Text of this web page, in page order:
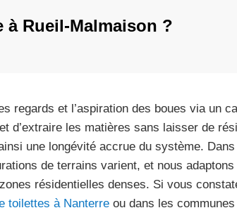
Rueil-Malmaison ?
regards et l’aspiration des boues via un
d’extraire les matières sans laisser de
une longévité accrue du système. Dans
de terrains varient, et nous adaptons
résidentielles denses. Si vous
toilettes à Nanterreou dans les communes